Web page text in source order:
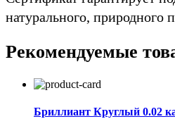
натурального, природного
Рекомендуемые
Бриллиант Круглый 0.02